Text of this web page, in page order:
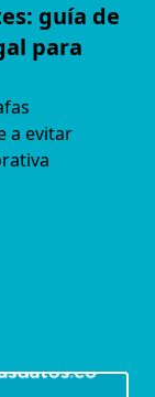
guía de
para
a evitar